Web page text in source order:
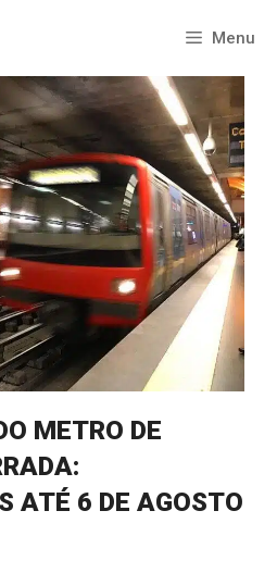
Menu
METRO DE
ATÉ 6 DE AGOSTO